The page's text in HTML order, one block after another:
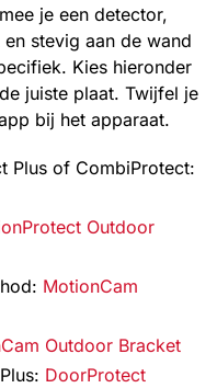
je een detector,
stevig aan de wand
Kies hieronder
juiste plaat. Twijfel je
bij het apparaat.
Plus of CombiProtect:
Outdoor
MotionCam
Outdoor Bracket
DoorProtect